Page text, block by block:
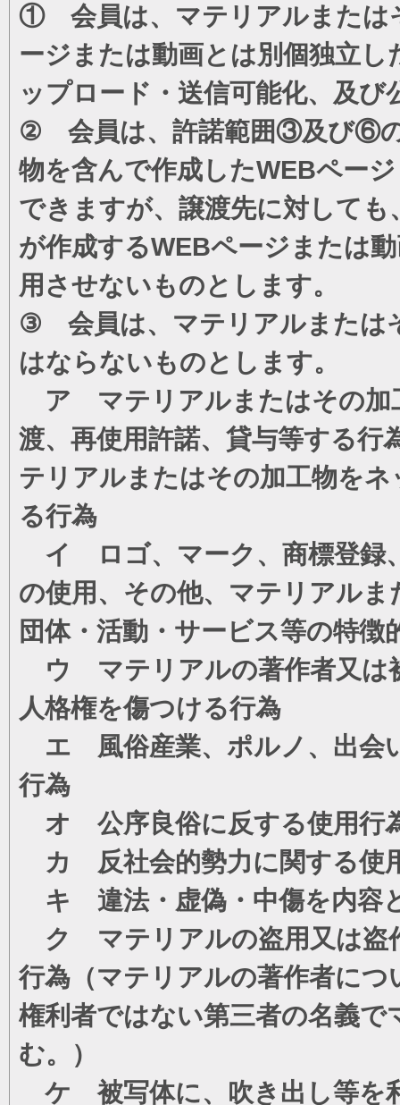
① 会員は、マテリアルまたは
ージまたは動画とは別個独立
ップロード・送信可能化、及
② 会員は、許諾範囲③及び⑥の
物を含んで作成したWEBペー
できますが、譲渡先に対して
が作成するWEBページまたは
用させないものとします。
③ 会員は、マテリアルまたは
はならないものとします。
ア マテリアルまたはその加
渡、再使用許諾、貸与等する行
テリアルまたはその加工物を
る行為
イ ロゴ、マーク、商標登録
の使用、その他、マテリアル
団体・活動・サービス等の特
ウ マテリアルの著作者又は
人格権を傷つける行為
エ 風俗産業、ポルノ、出会
行為
オ 公序良俗に反する使用行
カ 反社会的勢力に関する使
キ 違法・虚偽・中傷を内容
ク マテリアルの盗用又は盗
行為（マテリアルの著作者に
権利者ではない第三者の名義
む。）
ケ 被写体に、吹き出し等を